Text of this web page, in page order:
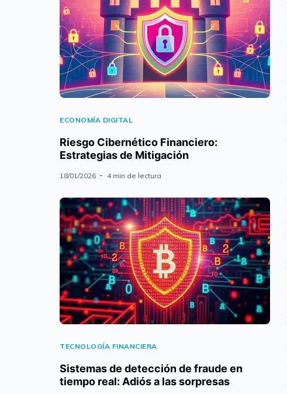
ECONOMÍA DIGITAL
Riesgo Cibernético Financiero:
Estrategias de Mitigación
18/01/2026 4 min de lectura
TECNOLOGÍA FINANCIERA
Sistemas de detección de fraude en
tiempo real: Adiós a las sorpresas